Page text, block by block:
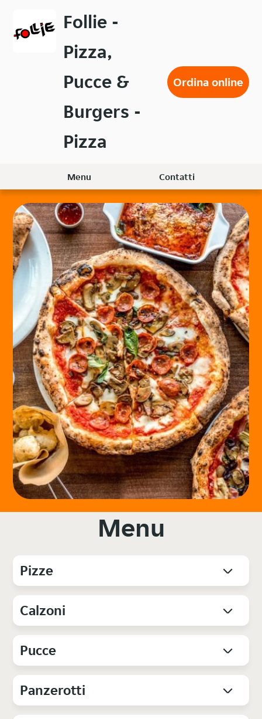
contenuto
Follie -
Pizza,
Pucce &
Burgers -
Pizza
Ordina online
Menu Contatti
Menu
Pizze
Calzoni
Pucce
Panzerotti